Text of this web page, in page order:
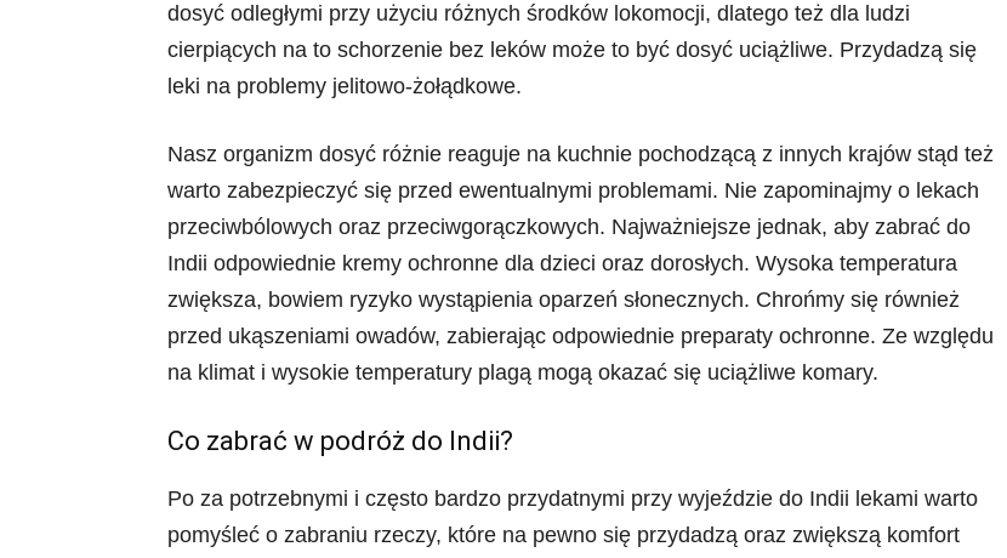
dosyć odległymi przy użyciu różnych środków lokomocji, dlatego też dla ludzi
cierpiących na to schorzenie bez leków może to być dosyć uciążliwe. Przydadzą się
leki na problemy jelitowo-żołądkowe.
Nasz organizm dosyć różnie reaguje na kuchnie pochodzącą z innych krajów stąd też
warto zabezpieczyć się przed ewentualnymi problemami. Nie zapominajmy o lekach
przeciwbólowych oraz przeciwgorączkowych. Najważniejsze jednak, aby zabrać do
Indii odpowiednie kremy ochronne dla dzieci oraz dorosłych. Wysoka temperatura
zwiększa, bowiem ryzyko wystąpienia oparzeń słonecznych. Chrońmy się również
przed ukąszeniami owadów, zabierając odpowiednie preparaty ochronne. Ze względu
na klimat i wysokie temperatury plagą mogą okazać się uciążliwe komary.
Co zabrać w podróż do Indii?
Po za potrzebnymi i często bardzo przydatnymi przy wyjeździe do Indii lekami warto
pomyśleć o zabraniu rzeczy, które na pewno się przydadzą oraz zwiększą komfort